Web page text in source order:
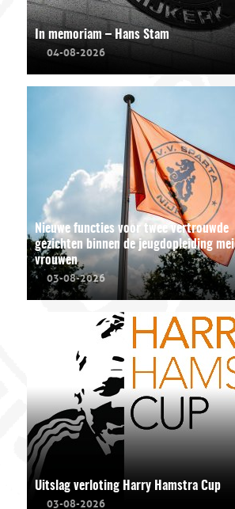
In memoriam – Hans Stam
04-08-2026
Nieuwe functies voor twee vertrouwde
gezichten binnen de jeugdopleiding
vrouwen
03-08-2026
Uitslag verloting Harry Hamstra Cup
03-08-2026